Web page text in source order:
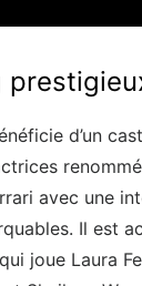
d’un
avec une
Il est
joue Laura